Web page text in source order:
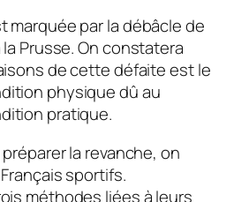
marquée par la débâcle de
la Prusse. On constatera
de cette défaite est le
physique dû au
pratique.
préparer la revanche, on
sportifs.
méthodes liées à leurs